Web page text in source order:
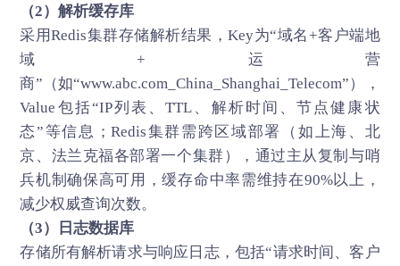
（2）解析缓存库
采用Redis集群存储解析结果，Key为“域名+客户端地
域+运营
商”（如“www.abc.com_China_Shanghai_Telecom”），
Value包括“IP列表、TTL、解析时间、节点健康状
态”等信息；Redis集群需跨区域部署（如上海、北
京、法兰克福各部署一个集群），通过主从复制与哨
兵机制确保高可用，缓存命中率需维持在90%以上，
减少权威查询次数。
（3）日志数据库
存储所有解析请求与响应日志，包括“请求时间、客户